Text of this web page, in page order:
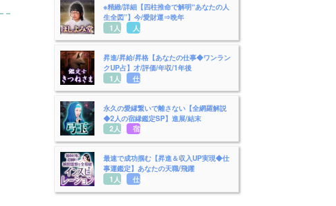
※精緻/詳細【四柱推命で解明“あなたの人
生全図”】今/愛財運⇒晩年
1人用
人生
昇進/昇給/昇格【あなたの仕事◆ワンラン
クUP占】才/評価/年収/1年後
1人用 仕事
永久の愛縁繋いで離さない【全網羅解説
◆2人の宿縁鑑定SP】進展/結末
2人用 宿縁
最速で成功掴む【昇進＆収入UP実現◆仕
事運鑑定】あなたの天職/飛躍
1人用
仕事